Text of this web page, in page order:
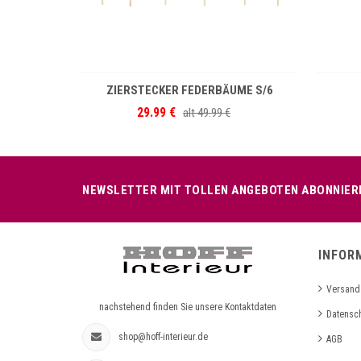
ZIERSTECKER FEDERBÄUME S/6
29.99 € alt49.99 €
NEWSLETTER MIT TOLLEN ANGEBOTEN
nachstehend finden Sie unsere Kontaktdaten
shop@hoff-interieur.de
Versand
AGB